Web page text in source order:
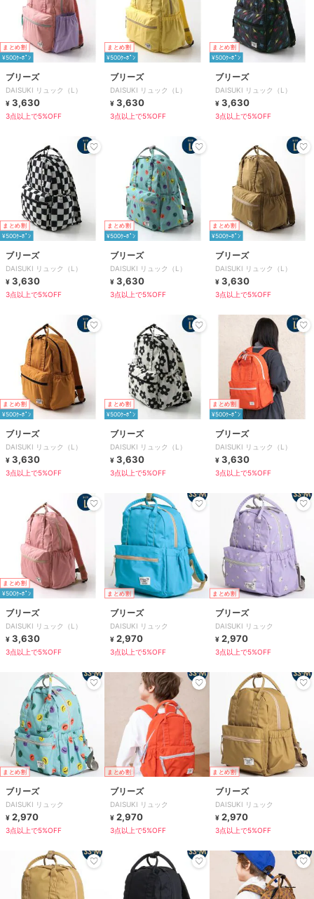
まとめ割
¥500ｸｰﾎﾟﾝ
ブリーズ
DAISUKI リュック（L）
¥ 3,630
3点以上で5%OFF
まとめ割
¥500ｸｰﾎﾟﾝ
ブリーズ
DAISUKI リュック（L）
¥ 3,630
3点以上で5%OFF
まとめ割
¥500ｸｰﾎﾟﾝ
ブリーズ
DAISUKI リュック（L）
¥ 3,630
3点以上で5%OFF
まとめ割
¥500ｸｰﾎﾟﾝ
ブリーズ
DAISUKI リュック（L）
¥ 3,630
3点以上で5%OFF
まとめ割
¥500ｸｰﾎﾟﾝ
ブリーズ
DAISUKI リュック（L）
¥ 3,630
3点以上で5%OFF
まとめ割
¥500ｸｰﾎﾟﾝ
ブリーズ
DAISUKI リュック（L）
¥ 3,630
3点以上で5%OFF
まとめ割
¥500ｸｰﾎﾟﾝ
ブリーズ
DAISUKI リュック（L）
¥ 3,630
3点以上で5%OFF
まとめ割
¥500ｸｰﾎﾟﾝ
ブリーズ
DAISUKI リュック（L）
¥ 3,630
3点以上で5%OFF
まとめ割
¥500ｸｰﾎﾟﾝ
ブリーズ
DAISUKI リュック（L）
¥ 3,630
3点以上で5%OFF
まとめ割
¥500ｸｰﾎﾟﾝ
ブリーズ
DAISUKI リュック（L）
¥ 3,630
3点以上で5%OFF
まとめ割
ブリーズ
DAISUKI リュック
¥ 2,970
3点以上で5%OFF
まとめ割
ブリーズ
DAISUKI リュック
¥ 2,970
3点以上で5%OFF
まとめ割
ブリーズ
DAISUKI リュック
¥ 2,970
3点以上で5%OFF
まとめ割
ブリーズ
DAISUKI リュック
¥ 2,970
3点以上で5%OFF
まとめ割
ブリーズ
DAISUKI リュック
¥ 2,970
3点以上で5%OFF